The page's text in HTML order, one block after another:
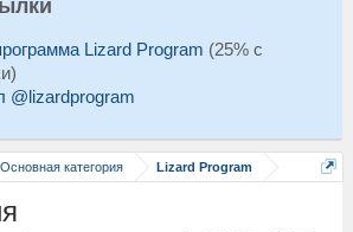
Lizard Program (25% с
@lizardprogram
Основная категория Lizard Program